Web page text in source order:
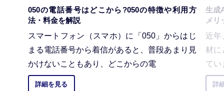
050の電話番号はどこから?050の特徴や利用方
法・料金を解説
スマートフォン（スマホ）に「050」からはじ
まる電話番号から着信があると、普段あまり見
かけないこともあり、どこからの電
詳細を見る
生成
メリ
近年
材に
てい
詳